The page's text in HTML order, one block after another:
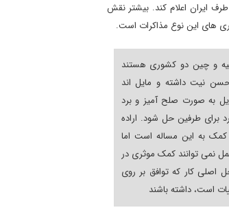
ایران اعلام کند. بیشتر نقش
های این نوع مذاکرات است.
و چین دو کشوری هستند
نیت داشته و مایل اند
به صورت صلح آمیز و برد
برای طرفین حل شود. اراده
کمک به این مساله است اما
نمی توانند کمک موثری در
اصلی کار که توافق بر روی
است، داشته باشند